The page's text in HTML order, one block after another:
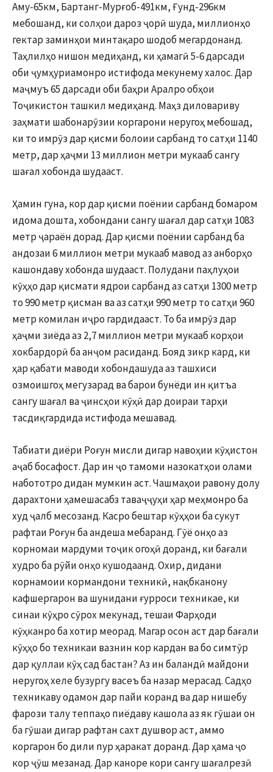
Аму-65км, Бартанг-Мурғоб-491км, Ғунд-296км
мебошанд, ки солҳои дароз ҷорӣ шуда, миллионҳо
гектар заминҳои минтақаро шодоб мегардонанд.
Таҳлилҳо нишон медиҳанд, ки ҳамагӣ 5-6 дарсади
оби ҷумҳуриамонро истифода мекунему халос. Дар
маҷмуъ 65 дарсади оби баҳри Аралро обҳои
Тоҷикистон ташкил медиҳанд. Маҳз диловариву
заҳмати шабонарӯзии коргарони неругоҳ мебошад,
ки то имрӯз дар қисми болоии сарбанд то сатҳи 1140
метр, дар ҳаҷми 13 миллион метри мукааб сангу
шағал хобонда шудааст.
Ҳамин гуна, кор дар қисми поёнии сарбанд бомаром
идома дошта, хобондани сангу шағал дар сатҳи 1083
метр ҷараён дорад. Дар қисми поёнии сарбанд ба
андозаи 6 миллион метри мукааб мавод аз анборҳо
кашондаву хобонда шудааст. Полудани паҳлуҳои
кӯҳҳо дар қисмати ядрои сарбанд аз сатҳи 1300 метр
то 990 метр қисман ва аз сатҳи 990 метр то сатҳи 960
метр комилан иҷро гардидааст. То ба имрӯз дар
ҳаҷми зиёда аз 2,7 миллион метри мукааб корҳои
хокбардорӣ ба анҷом расиданд. Бояд зикр кард, ки
ҳар қабати маводи хобондашуда аз ташхиси
озмоишгоҳ мегузарад ва барои бунёди ин қитъа
сангу шағал ва ҷинсҳои кӯҳӣ дар доираи тарҳи
тасдиқгардида истифода мешавад.
Табиати диёри Роғун мисли дигар навоҳии кӯҳистон
аҷаб босафост. Дар ин ҷо тамоми назокатҳои олами
набототро дидан мумкин аст. Чашмаҳои равону долу
дарахтони ҳамешасабз таваҷҷуҳи ҳар меҳмонро ба
худ ҷалб месозанд. Касро бештар кӯҳҳои ба сукут
рафтаи Роғун ба андеша мебаранд. Гӯё онҳо аз
корномаи мардуми тоҷик огоҳӣ доранд, ки бағали
худро ба рӯйи онҳо кушодаанд. Охир, дидани
корнамоии кормандони техникӣ, нақбканону
кафшергарон ва шунидани ғурроси техникае, ки
синаи кӯҳро сӯрох мекунад, тешаи Фарҳоди
кӯҳканро ба хотир меорад. Магар осон аст дар бағали
кӯҳҳо бо техникаи вазнин кор кардан ва бо симтӯр
дар қуллаи кӯҳ сад бастан? Аз ин баландӣ майдони
неругоҳ хеле бузургу васеъ ба назар мерасад. Садҳо
техникаву одамон дар пайи коранд ва дар нишебу
фарози талу теппаҳо пиёдаву кашола аз як гӯшаи он
ба гӯшаи дигар рафтан сахт душвор аст, аммо
коргарон бо дили пур ҳаракат доранд. Дар ҳама ҷо
кор ҷӯш мезанад. Дар каноре кори сангу шағалрезӣ